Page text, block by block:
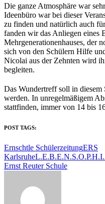
Die ganze Atmosphäre war
Ideenbüro war bei dieser
zu finden und natürlich auch
fanden wir das Anliegen eines
Mehrgenerationenhauses, der
sich von den Schülern Hilfe
Nicolai aus der Zehnten wird
begleiten.
Das Wundertreff soll in diesem
werden. In unregelmäßigem
stattfinden, immer von 14 bis
POST TAGS:
Ernschtle SchülerzeitungERS
KarlsruheL.E.B.E.N.
Ernst Reuter Schule